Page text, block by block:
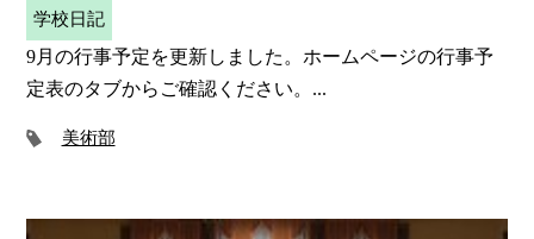
学校日記
9月の行事予定を更新しました。ホームページの行事予
定表のタブからご確認ください。...
美術部